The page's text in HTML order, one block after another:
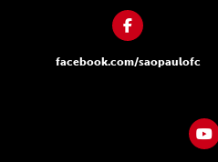
facebook.com/saopaulofc